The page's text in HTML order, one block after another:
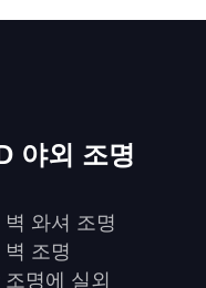
야외 조명
벽 와셔 조명
벽 조명
조명에 실외